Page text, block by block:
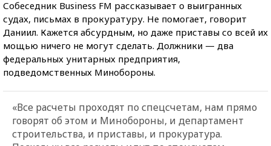
Собеседник Business FM рассказывает о выигранных
судах, письмах в прокуратуру. Не помогает, говорит
Даниил. Кажется абсурдным, но даже приставы со всей их
мощью ничего не могут сделать. Должники — два
федеральных унитарных предприятия,
подведомственных Минобороны.
«Все расчеты проходят по спецсчетам, нам прямо
говорят об этом и Минобороны, и департамент
строительства, и приставы, и прокуратура.